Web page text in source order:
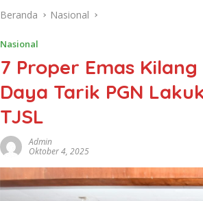
Beranda Nasional
Nasional
7 Proper Emas
Daya Tarik PGN
TJSL
Admin
Oktober 4, 2025